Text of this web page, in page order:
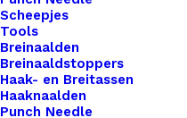
Scheepjes
Tools
Breinaalden
Breinaaldstoppers
Haak- en Breitassen
Haaknaalden
Punch Needle
en opvallende
zijn perfect om je
en een statement te
nu een deken, trui, tas
maakt, onze Little